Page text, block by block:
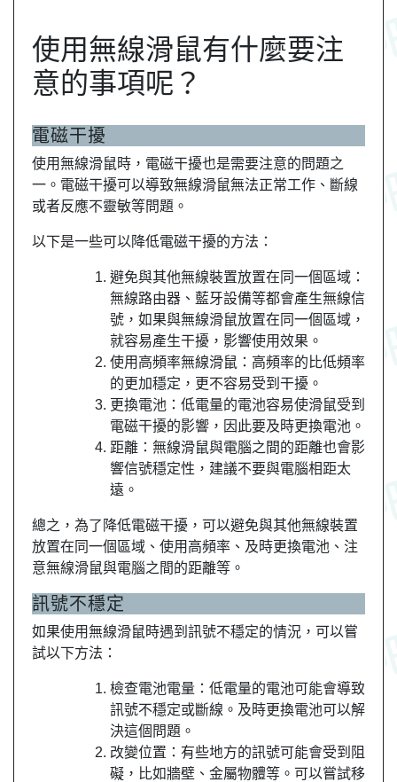
使用無線滑鼠有什麼要注
意的事項呢？
電磁干擾
使用無線滑鼠時，電磁干擾也是需要注意的問題之
一。電磁干擾可以導致無線滑鼠無法正常工作、斷線
或者反應不靈敏等問題。
以下是一些可以降低電磁干擾的方法：
避免與其他無線裝置放置在同一個區域：
無線路由器、藍牙設備等都會產生無線信
號，如果與無線滑鼠放置在同一個區域，
就容易產生干擾，影響使用效果。
使用高頻率無線滑鼠：高頻率的比低頻率
的更加穩定，更不容易受到干擾。
更換電池：低電量的電池容易使滑鼠受到
電磁干擾的影響，因此要及時更換電池。
距離：無線滑鼠與電腦之間的距離也會影
響信號穩定性，建議不要與電腦相距太
遠。
總之，為了降低電磁干擾，可以避免與其他無線裝置
放置在同一個區域、使用高頻率、及時更換電池、注
意無線滑鼠與電腦之間的距離等。
訊號不穩定
如果使用無線滑鼠時遇到訊號不穩定的情況，可以嘗
試以下方法：
檢查電池電量：低電量的電池可能會導致
訊號不穩定或斷線。及時更換電池可以解
決這個問題。
改變位置：有些地方的訊號可能會受到阻
礙，比如牆壁、金屬物體等。可以嘗試移